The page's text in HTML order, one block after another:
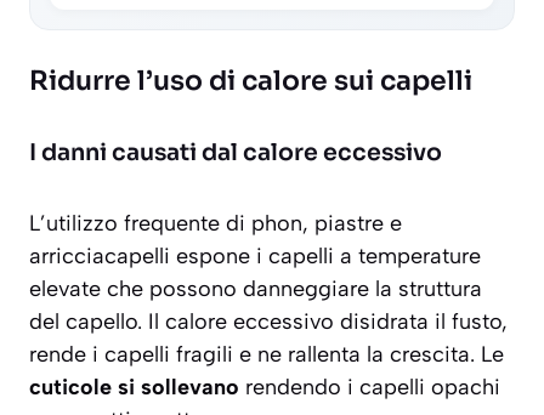
Ridurre l’uso di calore sui capelli
I danni causati dal calore eccessivo
L’utilizzo frequente di phon, piastre e
arricciacapelli espone i capelli a temperature
elevate che possono danneggiare la struttura
del capello. Il calore eccessivo disidrata il fusto,
rende i capelli fragili e ne rallenta la crescita. Le
cuticole si sollevano rendendo i capelli opachi